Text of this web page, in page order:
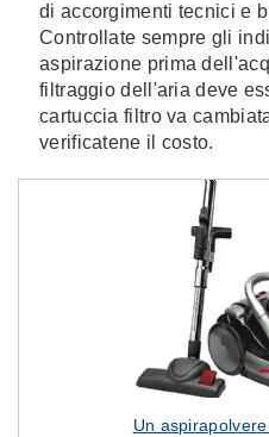
di accorgimenti tecnici e
Controllate sempre gli
aspirazione prima
filtraggio dell'aria deve
cartuccia filtro va
verificatene il costo.
Un